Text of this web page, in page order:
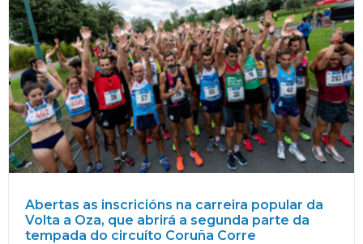
Abertas as inscricións na carreira popular da
Volta a Oza, que abrirá a segunda parte da
tempada do circuíto Coruña Corre